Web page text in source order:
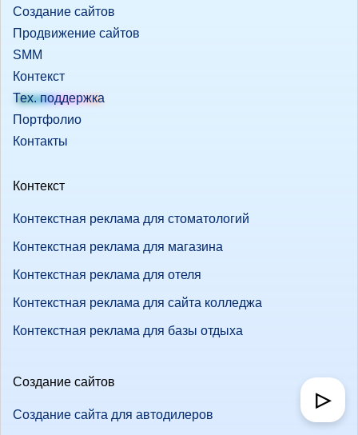
Создание сайтов
Продвижение сайтов
SMM
Контекст
Тех. поддержка
Портфолио
Контакты
Контекст
Контекстная реклама для стоматологий
Контекстная реклама для магазина
Контекстная реклама для отеля
Контекстная реклама для сайта колледжа
Контекстная реклама для базы отдыха
Создание сайтов
Создание сайта для автодилеров
▷